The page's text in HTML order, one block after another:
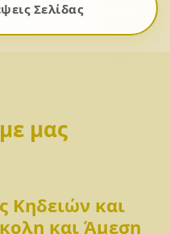
Σελίδας
μας
Κηδειών και
και Άμεση